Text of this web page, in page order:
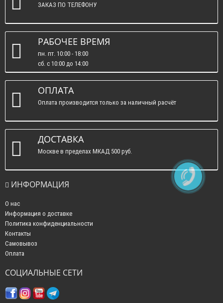
ЗАКАЗ ПО ТЕЛЕФОНУ
РАБОЧЕЕ ВРЕМЯ
пн. пт. 10:00 - 18:00
сб. c 10:00 до 14:00
вс. : выходные.
ОПЛАТА
Оплата производится только за наличный расчёт
ДОСТАВКА
Москве в пределах МКАД 500 руб.
ИНФОРМАЦИЯ
О нас
Информация о доставке
Политика конфиденциальности
Контакты
Самовывоз
Оплата
СОЦИАЛЬНЫЕ СЕТИ